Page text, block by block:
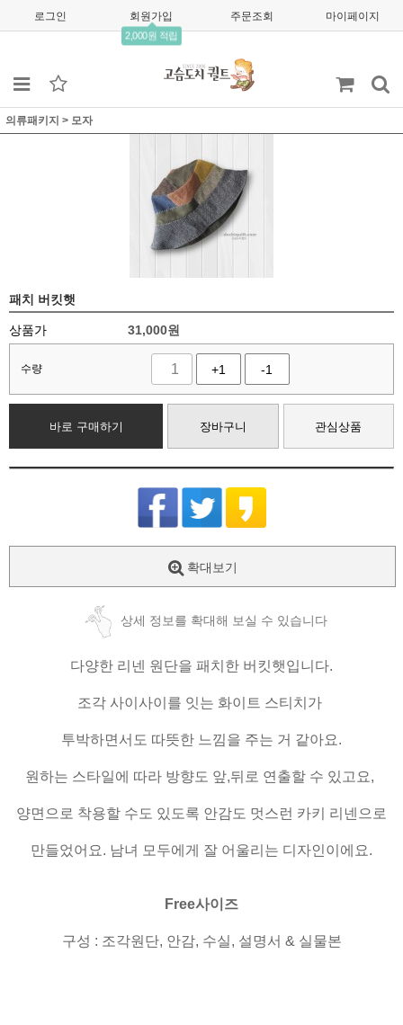
로그인 회원가입
2,000원 적립
주문조회 마이페이지
의류패키지 > 모자
패치 버킷햇
상품가 31,000원
수량 +1 -1
바로 구매하기 장바구니 관심상품
확대보기
상세 정보를 확대해 보실 수 있습니다
다양한 리넨 원단을 패치한 버킷햇입니다.
조각 사이사이를 잇는 화이트 스티치가
투박하면서도 따뜻한 느낌을 주는 거 같아요.
원하는 스타일에 따라 방향도 앞,뒤로 연출할 수 있고요,
양면으로 착용할 수도 있도록 안감도 멋스런 카키 리넨으로
만들었어요. 남녀 모두에게 잘 어울리는 디자인이에요.
Free사이즈
구성 : 조각원단, 안감, 수실, 설명서 & 실물본